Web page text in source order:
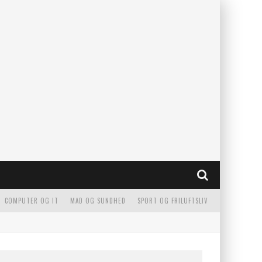
SPORT OG FRILUFTSLIV
MAD OG SUNDHED
COMPUTER OG IT